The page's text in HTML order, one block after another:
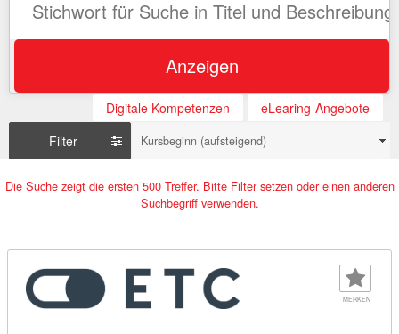
Anzeigen
Digitale Kompetenzen
eLearing-Angebote
Filter
Kursbeginn (aufsteigend)
Die Suche zeigt die ersten 500 Treffer. Bitte Filter setzen oder einen anderen
Suchbegriff verwenden.
MERKEN